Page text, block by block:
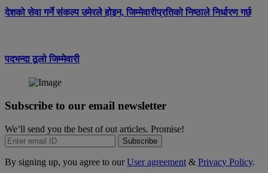
देशको सेवा गर्ने संकल्प उमेरले होइन, जिम्मेवारीप्रतिको निष्ठाले निर्धारण गर्छ
पदभन्दा ठूलो जिम्मेवारी
Subscribe to our email newsletter
We’ll send you the best of out articles. Promise!
Subscribe
By signing up, you agree to ourUser agreement & Privacy Policy.